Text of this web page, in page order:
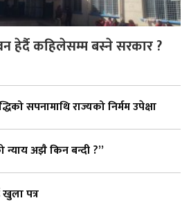
हेर्दै कहिलेसम्म बस्ने सरकार ?
सपनामाथि राज्यको निर्मम उपेक्षा
न्याय अझै किन बन्दी ?”
खुला पत्र